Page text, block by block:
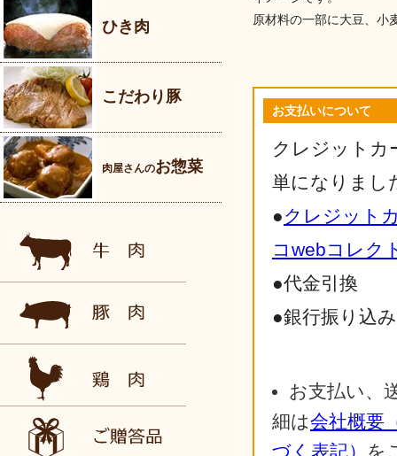
原材料の一部に大豆、小
お支払いについて
クレジットカ
単になりまし
●クレジット
コwebコレク
●代金引換
●銀行振り込
お支払い、
細は会社概要
づく表記） を
ひき肉
こだわり豚
肉屋さんのお惣菜